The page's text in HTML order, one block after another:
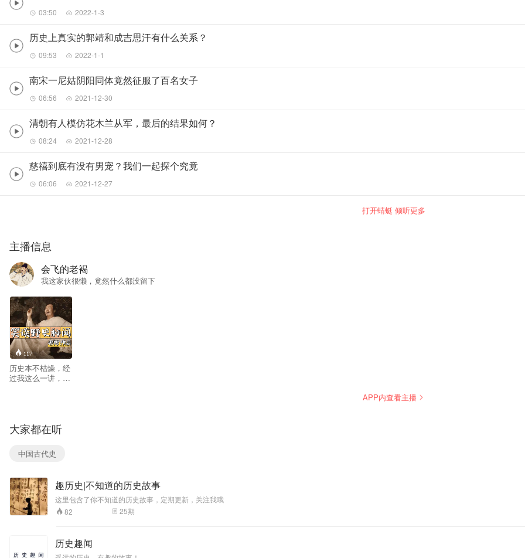
03:50 2022-1-3
历史上真实的郭靖和成吉思汗有什么关系？
09:53 2022-1-1
南宋一尼姑阴阳同体竟然征服了百名女子
06:56 2021-12-30
清朝有人模仿花木兰从军，最后的结果如何？
08:24 2021-12-28
慈禧到底有没有男宠？我们一起探个究竟
06:06 2021-12-27
打开蜻蜓 倾听更多
主播信息
会飞的老褐
我这家伙很懒，竟然什么都没留下
117
历史本不枯燥，经
过我这么一讲，肯
APP内查看主播
大家都在听
中国古代史
趣历史|不知道的历史故事
这里包含了你不知道的历史故事，定期更新，关注我哦
82
25期
历史趣闻